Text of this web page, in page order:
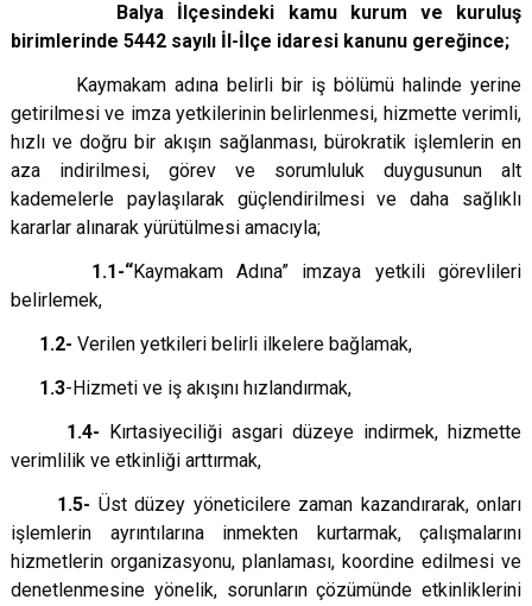
Balya İlçesindeki kamu kurum ve kuruluş
birimlerinde 5442 sayılı İl-İlçe idaresi kanunu gereğince;
Kaymakam adına belirli bir iş bölümü halinde yerine
getirilmesi ve imza yetkilerinin belirlenmesi, hizmette verimli,
hızlı ve doğru bir akışın sağlanması, bürokratik işlemlerin en
aza indirilmesi, görev ve sorumluluk duygusunun alt
kademelerle paylaşılarak güçlendirilmesi ve daha sağlıklı
kararlar alınarak yürütülmesi amacıyla;
1.1-“Kaymakam Adına” imzaya yetkili görevlileri
belirlemek,
1.2- Verilen yetkileri belirli ilkelere bağlamak,
1.3-Hizmeti ve iş akışını hızlandırmak,
1.4- Kırtasiyeciliği asgari düzeye indirmek, hizmette
verimlilik ve etkinliği arttırmak,
1.5- Üst düzey yöneticilere zaman kazandırarak, onları
işlemlerin ayrıntılarına inmekten kurtarmak, çalışmalarını
hizmetlerin organizasyonu, planlaması, koordine edilmesi ve
denetlenmesine yönelik, sorunların çözümünde etkinliklerini